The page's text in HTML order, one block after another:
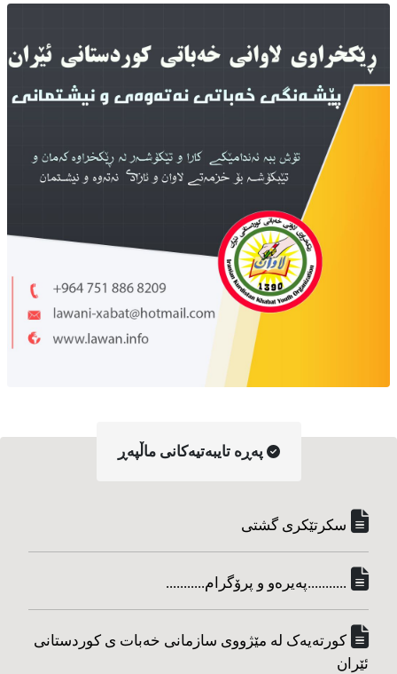
په‌ڕه‌ تایبه‌تیه‌کانی ماڵپه‌ڕ
سکرتێکری گشتی
...........په‌یره‌و و پرۆگرام...........
کورته‌یه‌ک له مێژووی سازمانی خه‌بات ی کوردستانی
ئێران